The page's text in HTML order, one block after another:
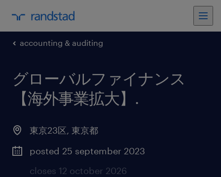
accounting & auditing
グローバルファイナンス
【海外事業拡大】 .
東京23区, 東京都
posted 25 september 2023
closes 12 october 2026